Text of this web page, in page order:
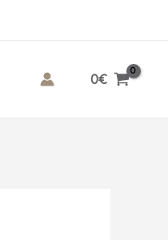
0€